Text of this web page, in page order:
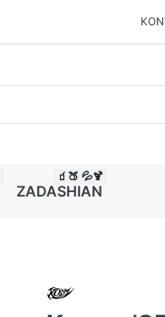
ZADASHIAN
🧃🍑 💦🍹